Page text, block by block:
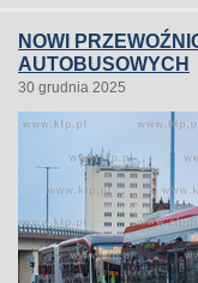
NOWI
AUTOBUSOWYCH
30 grudnia 2025